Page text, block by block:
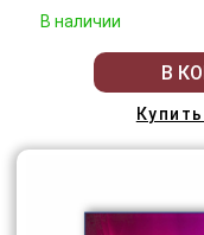
В наличии
В